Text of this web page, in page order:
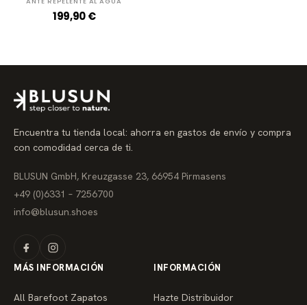
P
o
e
g
u
a
r
199,90 €
Encuentra tu tienda local: ahorra en gastos de envío y compra
con comodidad cerca de ti.
BLUSUN GmbH, Kreuzgasse 23, 66954 Pirmasens
+49 (0)6331 – 7256700
info@blusun.shoes
MÁS INFORMACIÓN
All Barefoot Zapatos
INFORMACIÓN
Hazte Distribuidor